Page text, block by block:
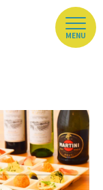
MENU